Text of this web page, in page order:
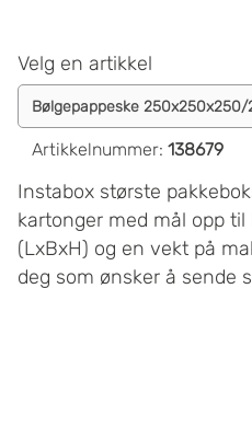
Velg en artikkel
Artikkelnummer: 138679
Instabox største
kartonger med mål opp
(LxBxH) og en vekt på
deg som ønsker å sende